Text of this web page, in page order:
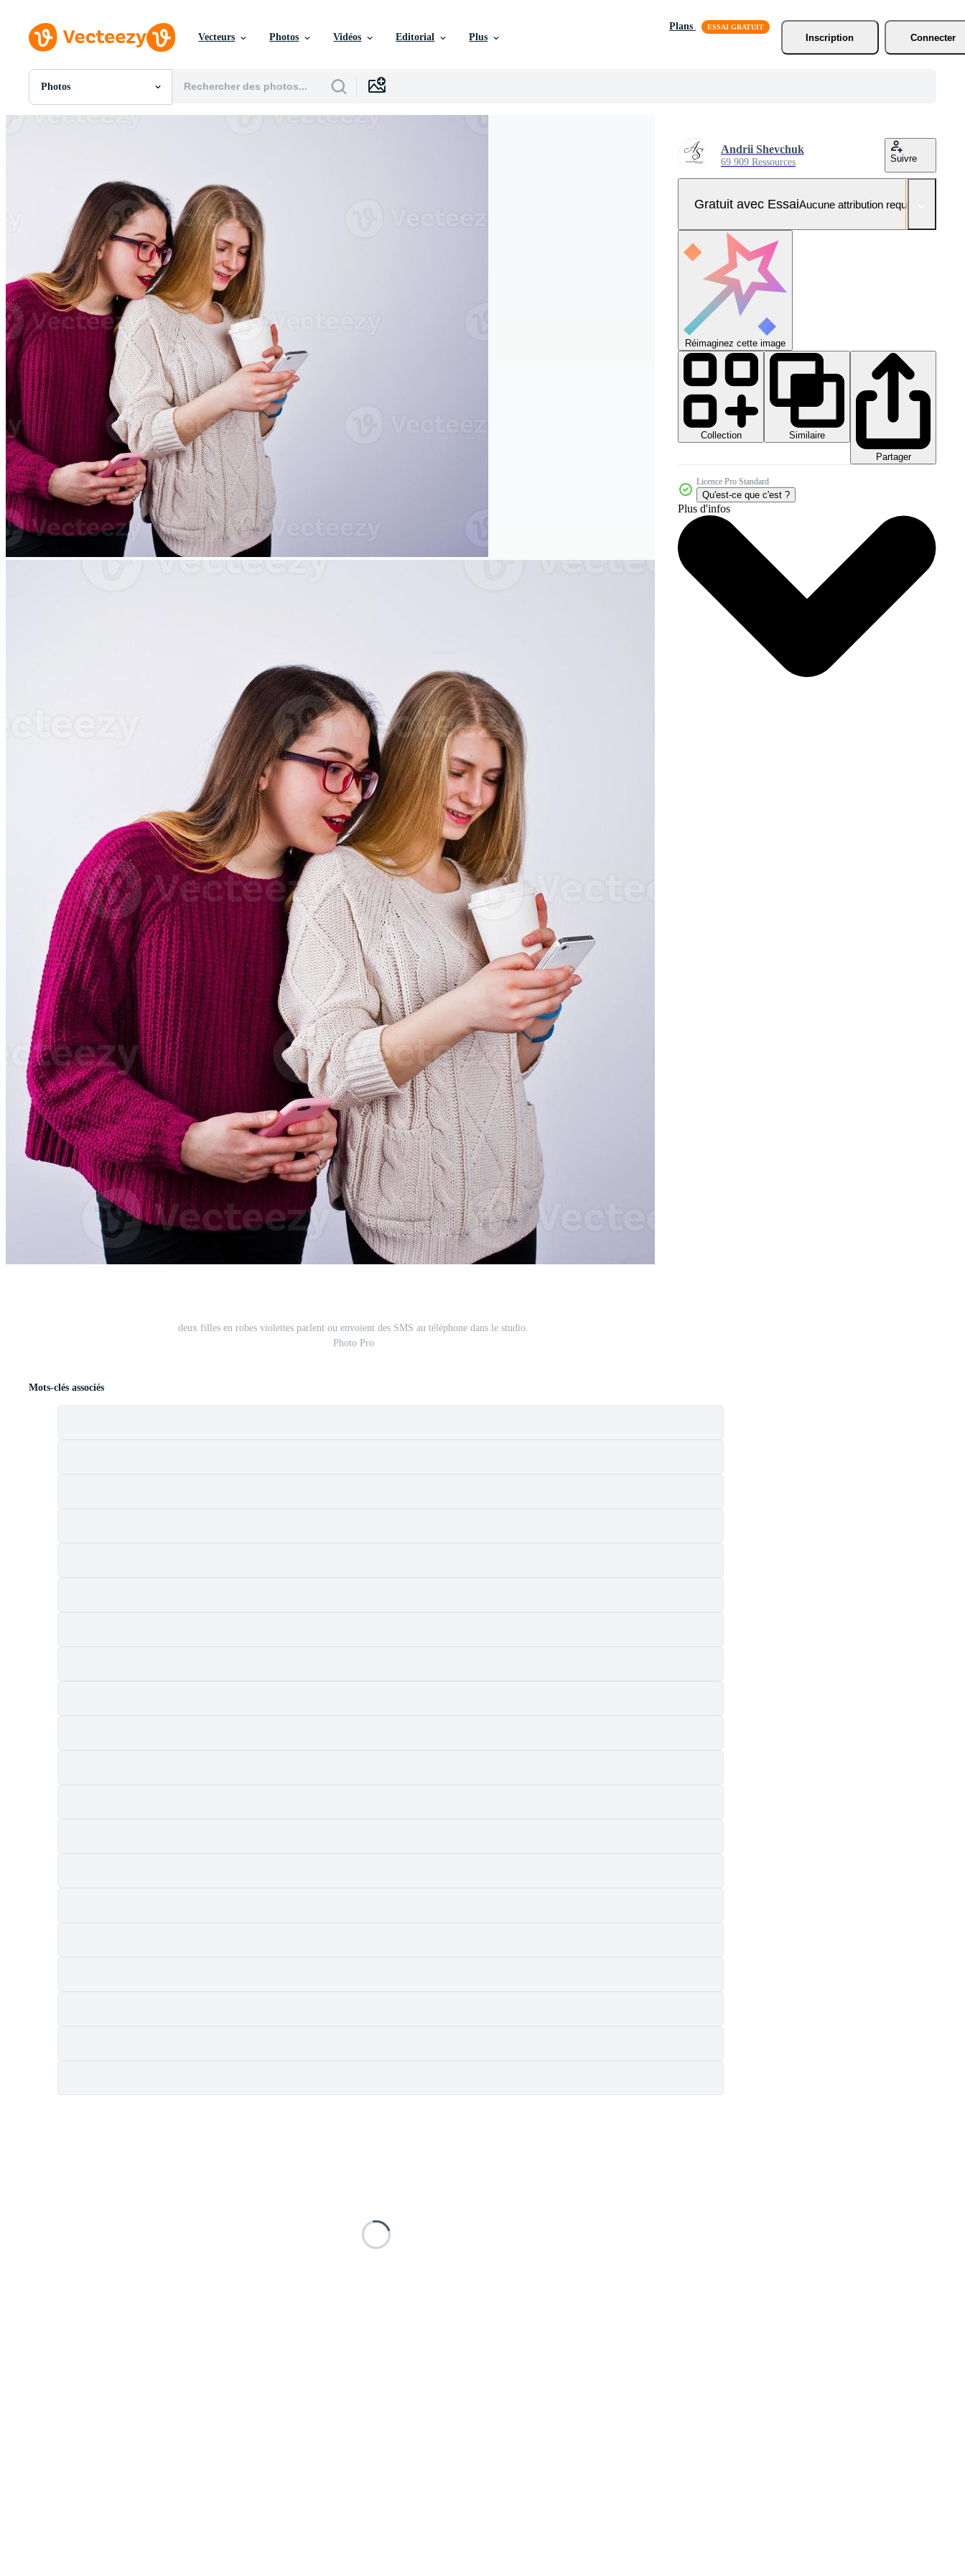
Vecteurs Photos Vidéos Editorial Plus
Plans
Inscription
Connecter
Photos
Toutes Images
Vecteurs
Vidéos
Motion graphics
Images Éditoriales
Événements Éditoriaux
deux filles en robes violettes parlent ou envoient des SMS au téléphone dans le studio.
Photo Pro
Andrii Shevchuk
69 909 Ressources Suivre
Gratuit avec EssaiAucune attribution requise
Réimaginez cette image
Collection
Similaire
Partager
Licence Pro Standard
Qu'est-ce que c'est ?
Plus d'infos
Mots-clés associés